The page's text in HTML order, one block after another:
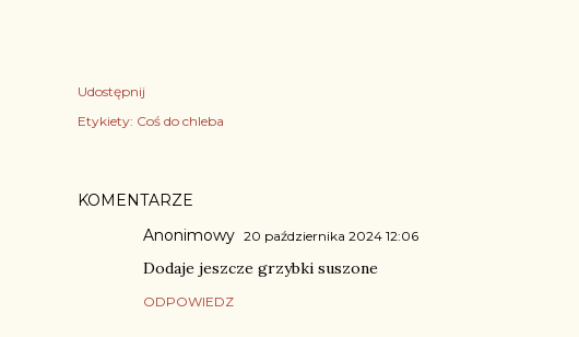
Udostępnij
Etykiety: Coś do chleba
KOMENTARZE
Anonimowy 20 października 2024 12:06
Dodaje jeszcze grzybki suszone
ODPOWIEDZ